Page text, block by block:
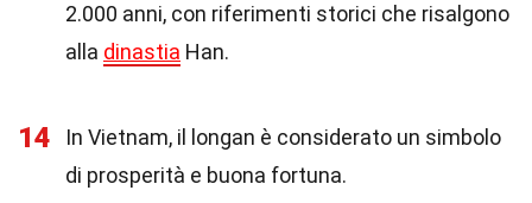
2.000 anni, con riferimenti storici che risalgono
alla dinastia Han.
14
In Vietnam, il longan è considerato un simbolo
di prosperità e buona fortuna.